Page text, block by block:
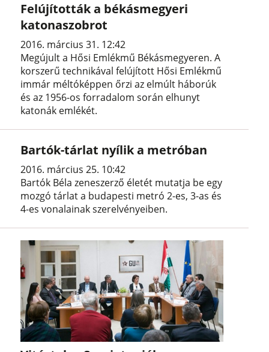
Felújították a békásmegyeri
katonaszobrot
2016. március 31. 12:42
Megújult a Hősi Emlékmű Békásmegyeren. A
korszerű technikával felújított Hősi Emlékmű
immár méltóképpen őrzi az elmúlt háborúk
és az 1956-os forradalom során elhunyt
katonák emlékét.
Bartók-tárlat nyílik a metróban
2016. március 25. 10:42
Bartók Béla zeneszerző életét mutatja be egy
mozgó tárlat a budapesti metró 2-es, 3-as és
4-es vonalainak szerelvényeiben.